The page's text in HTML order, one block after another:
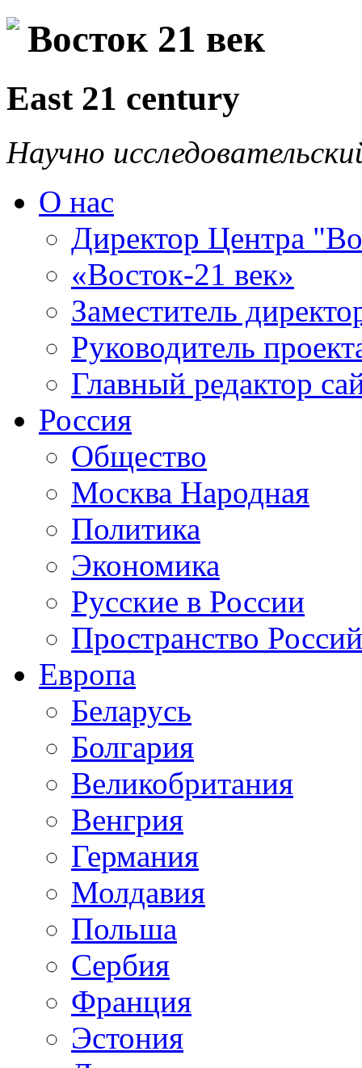
Восток 21 век
East 21 century
Научно
О нас
Директор Центра
«Восток-21 век»
Заместитель
Руководитель
Главный редактор
Россия
Общество
Москва Народная
Политика
Экономика
Русские в России
Пространство
Европа
Беларусь
Болгария
Великобритания
Венгрия
Германия
Молдавия
Польша
Сербия
Франция
Эстония